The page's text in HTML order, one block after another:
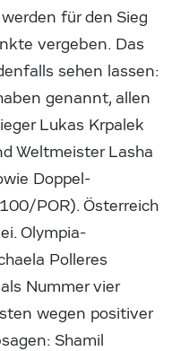
für den Sieg
vergeben. Das
sehen lassen:
genannt, allen
Lukas Krpalek
Weltmeister Lasha
Doppel-
POR). Österreich
Olympia-
Polleres
Nummer vier
wegen positiver
Shamil